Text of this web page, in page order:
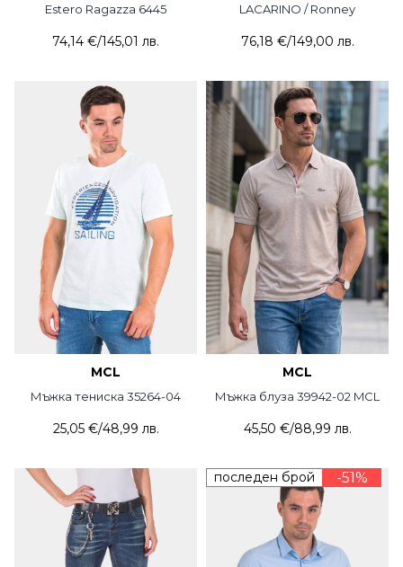
Estero Ragazza 6445
74,14 €/145,01 лв.
LACARINO / Ronney
76,18 €/149,00 лв.
MCL
Мъжка тениска 35264-04
25,05 €/48,99 лв.
MCL
Мъжка блуза 39942-02 MCL
45,50 €/88,99 лв.
последен брой -51%